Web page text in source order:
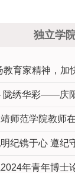
独立学
教育家精神，
陇绣华彩——庆
师范学院教师
纪镌于心 遵
年青年博士